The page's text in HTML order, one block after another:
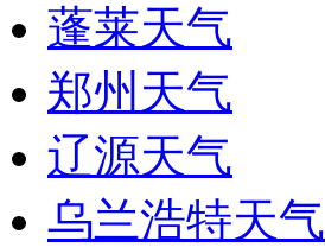
蓬莱天气
郑州天气
辽源天气
乌兰浩特天气